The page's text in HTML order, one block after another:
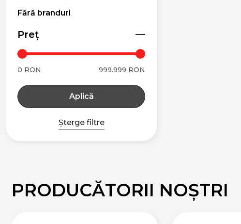
Fără branduri
Preț
0 RON 999.999 RON
Aplică
Șterge filtre
PRODUCĂTORII NOȘTRI